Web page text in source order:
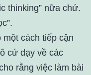
thinking” nữa chứ.
một cách tiếp cận
cứ dạy về các
rằng việc làm bài